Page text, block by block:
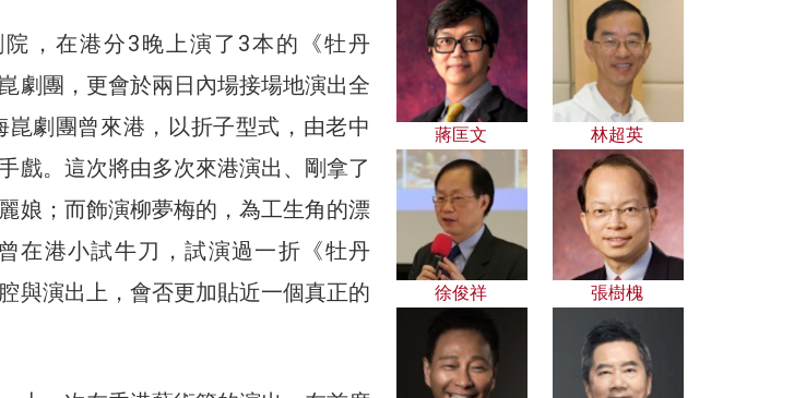
，在港分3晚上演了3本的《牡丹
劇團，更會於兩日內場接場地演出全
劇團曾來港，以折子型式，由老中
戲。這次將由多次來港演出、剛拿了
娘；而飾演柳夢梅的，為工生角的漂
在港小試牛刀，試演過一折《牡丹
與演出上，會否更加貼近一個真正的
蔣匡文 林超英
徐俊祥 張樹槐